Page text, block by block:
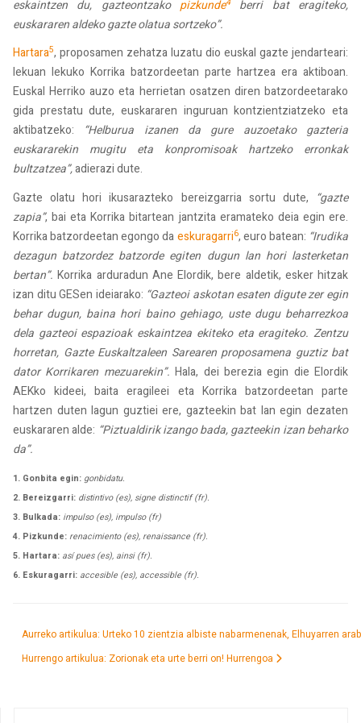
eskaintzen du, gazteontzako pizkunde berri bat eragiteko,
euskararen aldeko gazte olatua sortzeko”.
Hartara5, proposamen zehatza luzatu dio euskal gazte jendarteari:
lekuan lekuko Korrika batzordeetan parte hartzea era aktiboan.
Euskal Herriko auzo eta herrietan osatzen diren batzordeetarako
gida prestatu dute, euskararen inguruan kontzientziatzeko eta
aktibatzeko: “Helburua izanen da gure auzoetako gazteria
euskararekin mugitu eta konpromisoak hartzeko erronkak
bultzatzea”,adierazi dute.
Gazte olatu hori ikusarazteko bereizgarria sortu dute, “gazte
zapia”, bai eta Korrika bitartean jantzita eramateko deia egin ere.
Korrika batzordeetan egongo daeskuragarri6, euro batean: “Irudika
dezagun batzordez batzorde egiten dugun lan hori lasterketan
bertan”. Korrika arduradun Ane Elordik, bere aldetik, esker hitzak
izan ditu GESen ideiarako: “Gazteoi askotan esaten digute zer egin
behar dugun, baina hori baino gehiago, uste dugu beharrezkoa
dela gazteoi espazioak eskaintzea ekiteko eta eragiteko. Zentzu
horretan, Gazte Euskaltzaleen Sarearen proposamena guztiz bat
dator Korrikaren mezuarekin”. Hala, dei berezia egin die Elordik
AEKko kideei, baita eragileei eta Korrika batzordeetan parte
hartzen duten lagun guztiei ere, gazteekin bat lan egin dezaten
euskararen alde: “Piztualdirik izango bada, gazteekin izan beharko
da”.
1. Gonbita egin: gonbidatu.
2. Bereizgarri: distintivo (es), signe distinctif (fr).
3. Bulkada: impulso (es), impulso (fr)
4. Pizkunde: renacimiento (es), renaissance (fr).
5. Hartara: así pues (es), ainsi (fr).
6. Eskuragarri: accesible (es), accessible (fr).
Aurreko artikulua: Urteko 10 zientzia albiste nabarmenenak, Elhuyarren
Hurrengo artikulua: Zorionak eta urte berri on!Hurrengoa